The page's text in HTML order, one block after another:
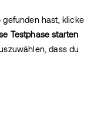
gefunden hast, klicke
Testphase starten
dass du